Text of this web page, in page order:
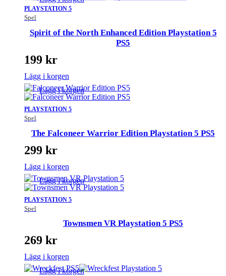
PLAYSTATION 5
Spel
Spirit of the North Enhanced Edition Playstation 5
PS5
199 kr
Lägg i korgen
PLAYSTATION 5
Spel
Lägg i korgen
The Falconeer Warrior Edition Playstation 5 PS5
299 kr
Lägg i korgen
PLAYSTATION 5
Spel
Lägg i korgen
Townsmen VR Playstation 5 PS5
269 kr
Lägg i korgen
Lägg i korgen